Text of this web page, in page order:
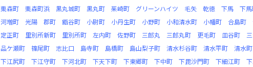
栗森町
栗森町浜 黒丸城町 黒丸町 茱崎町 グリーンハイツ 毛矢 乾徳 下馬 下
河増町
光陽 郡町 甑谷町 小尉町 小丹生町 小野町 小和清水町 小幡町 合島町
定正町
里別所新町 里別所町 左内町 佐野町 三郎丸 三郎丸町 更毛町 皿谷町
品ケ瀬町
篠尾町 志比口 島寺町 島橋町 島山梨子町 清水杉谷町 清水平町 清水町
下江尻町
下江守町 下河北町 下天下町 下東郷町 下中町 下毘沙門町 下細江町